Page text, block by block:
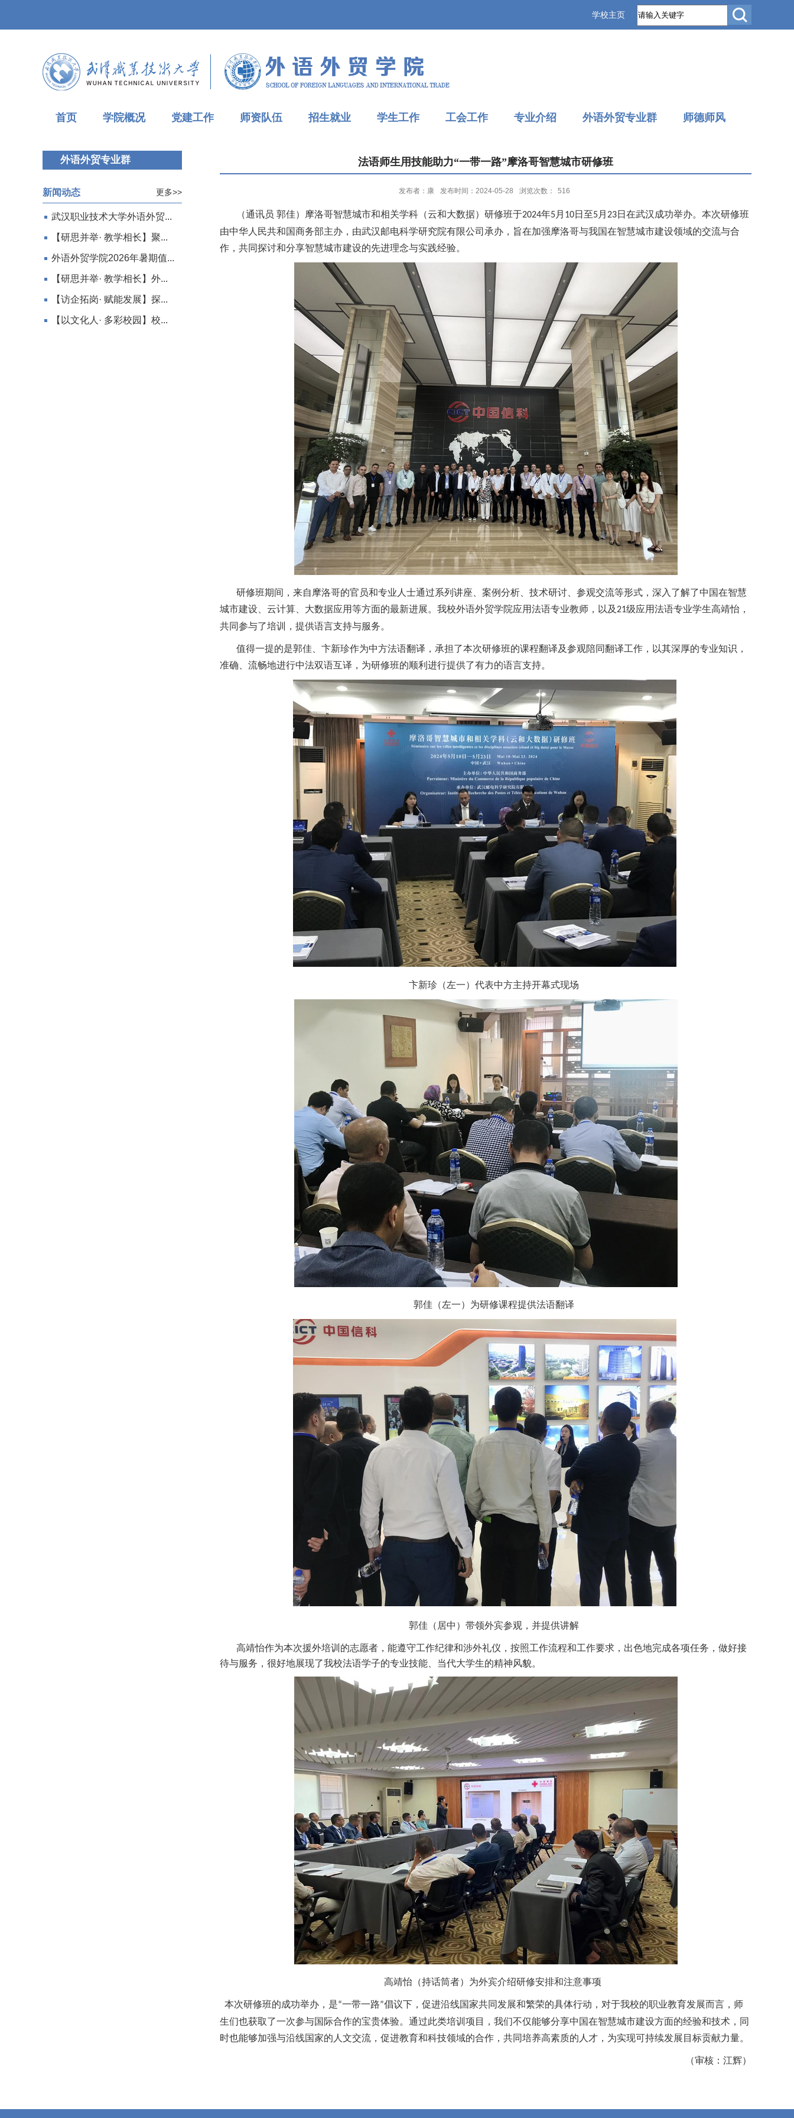
学校主页
首页 学院概况 党建工作 师资队伍 招生就业 学生工作 工会工作 专业介绍 外语外贸专业群 师德师风
外语外贸专业群
新闻动态 更多>>
武汉职业技术大学外语外贸...
【研思并举· 教学相长】聚...
外语外贸学院2026年暑期值...
【研思并举· 教学相长】外...
【访企拓岗· 赋能发展】探...
【以文化人· 多彩校园】校...
法语师生用技能助力“一带一路”摩洛哥智慧城市研修班
发布者：康 发布时间：2024-05-28 浏览次数： 516
（通讯员 郭佳） 摩洛哥智慧城市和相关学科（云和大数据）研修班于2024年5月 10日至5月 23日在武汉成功举办。本次研修班
由中华人民共和国商务部主办， 由武汉邮电科学研究院有限公司 承办， 旨在加强摩洛哥与我国在智慧城市建设领域的交流与合
作，共同探讨和分享智慧城市建设的先进理念与实践经验。
研修班期间，来自摩洛哥的官员和专业人士通过系列讲座、案例分析、技术研讨 参观交流等形式，深入了解了中国在智慧
城市建设、云计算、大数据应用等方面的最新进展。 我校外语外贸学院应用法语专业教师，以及21级应用法语专业学生高靖怡，
共同参与了培训，提供语言支持与服务。
值得一提的是郭佳、卞新珍作为中方法语翻译， 承担了本次研修班的课程翻译及参观陪同翻译工作 ， 以其深厚的专业知识，
准确、流畅地进行中法双语互译，为研修班的顺利进行提供了有力的语言支持。
卞新珍（左一）代表中方主持开幕式现场
郭佳（左一）为研修课程提供法语翻译
郭佳（居中）带领外宾参观，并提供讲解
高靖怡作为本次援外培训的志愿者，能遵守工作纪律和涉外礼仪，按照工作流程和工作要求，出色地完成各项任务，做好接
待与服务，很好地展现了我校法语学子的专业技能、当代大学生的精神风貌。
高靖怡（持话筒者）为外宾介绍研修安排和注意事项
本次研修班的成功举办，是“一带一路”倡议下，促进沿线国家共同发展和繁荣的具体行动 ，对于我校的职业教育发展而言，师
生们也获取了一次参与国际合作的宝贵体验。 通过此类培训项目，我们不仅能够分享中国在智慧城市建设方面的经验和技术，同
时也能够加强与沿线国家的人文交流，促进教育和科技领域的合作，共同培养高素质的人才，为实现可持续发展目标贡献力量。
（审核：江辉）